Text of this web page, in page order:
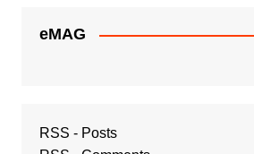
eMAG
RSS - Posts